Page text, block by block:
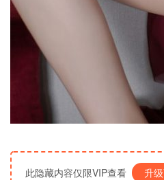
此隐藏内容仅限VIP查看 升